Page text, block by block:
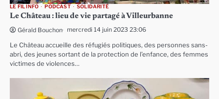
LE FIL INFO PODCAST SOLIDARITÉ
Le Château : lieu de vie partagé à Villeurbanne
Gérald Bouchon mercredi 14 juin 2023 23:06
Le Château accueille des réfugiés politiques, des personnes sans-
abri, des jeunes sortant de la protection de l’enfance, des femmes
victimes de violences…